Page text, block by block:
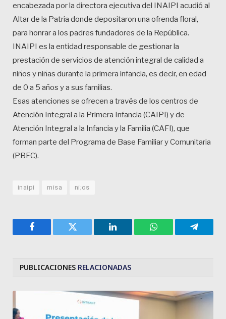
encabezada por la directora ejecutiva del INAIPI acudió al
Altar de la Patria donde depositaron una ofrenda floral,
para honrar a los padres fundadores de la República.
INAIPI es la entidad responsable de gestionar la
prestación de servicios de atención integral de calidad a
niños y niñas durante la primera infancia, es decir, en edad
de 0 a 5 años y a sus familias.
Esas atenciones se ofrecen a través de los centros de
Atención Integral a la Primera Infancia (CAIPI) y de
Atención Integral a la Infancia y la Familia (CAFI), que
forman parte del Programa de Base Familiar y Comunitaria
(PBFC).
inaipi misa ni;os
Facebook Twitter LinkedIn WhatsApp
PUBLICACIONES RELACIONADAS